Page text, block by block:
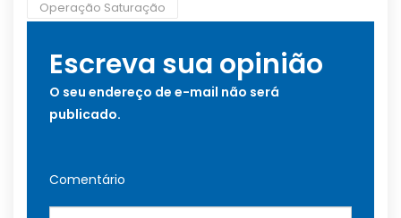
Operação Saturação
Escreva sua opinião
O seu endereço de e-mail não será
publicado.
Comentário